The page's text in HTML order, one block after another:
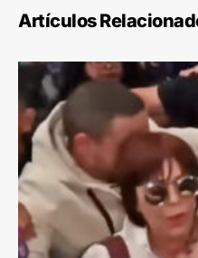
Artículos